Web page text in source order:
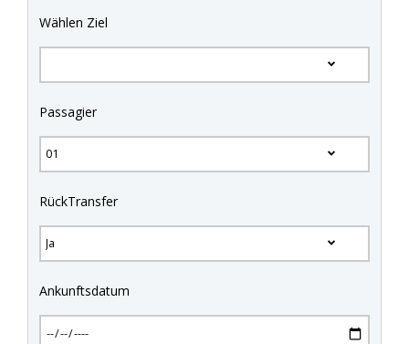
Wählen Ziel
Passagier
RückTransfer
Ankunftsdatum